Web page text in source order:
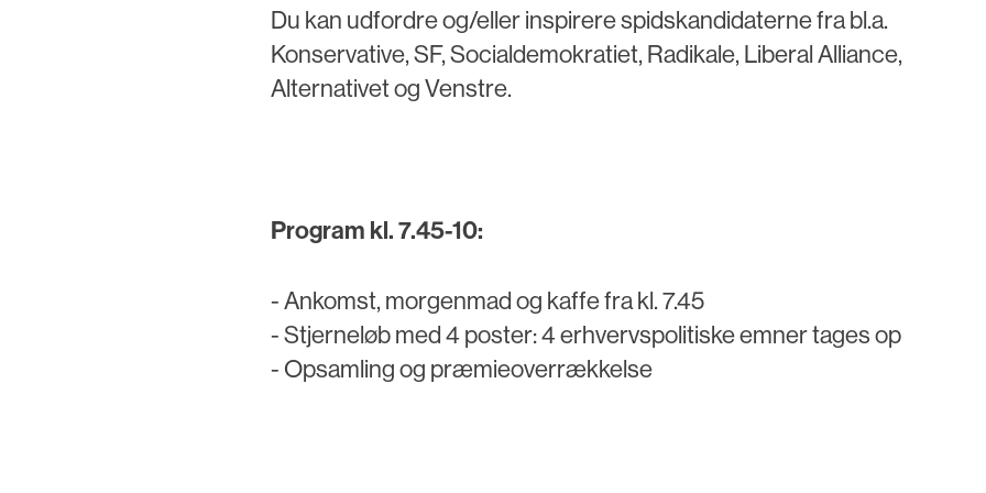
Du kan udfordre og/eller inspirere spidskandidaterne fra bl.a.
Konservative, SF, Socialdemokratiet, Radikale, Liberal Alliance,
Alternativet og Venstre.
Program kl. 7.45-10:
- Ankomst, morgenmad og kaffe fra kl. 7.45
- Stjerneløb med 4 poster: 4 erhvervspolitiske emner tages op
- Opsamling og præmieoverrækkelse